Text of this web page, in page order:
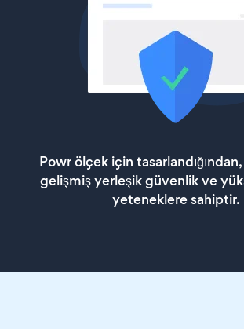
Powr ölçek için
gelişmiş yerleşik güvenlik ve
yeteneklere sahiptir.